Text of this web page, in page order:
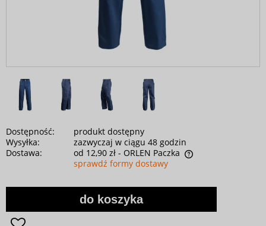
Dostępność:
produkt dostępny
Wysyłka:
zazwyczaj w ciągu 48 godzin
Dostawa:
od 12,90 zł - ORLEN Paczka
sprawdź formy dostawy
do koszyka